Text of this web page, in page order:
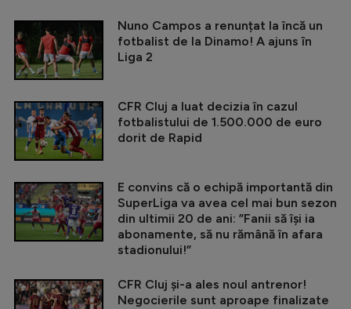
Nuno Campos a renunțat la încă un
fotbalist de la Dinamo! A ajuns în
Liga 2
CFR Cluj a luat decizia în cazul
fotbalistului de 1.500.000 de euro
dorit de Rapid
E convins că o echipă importantă din
SuperLiga va avea cel mai bun sezon
din ultimii 20 de ani: ”Fanii să își ia
abonamente, să nu rămână în afara
stadionului!”
CFR Cluj și-a ales noul antrenor!
Negocierile sunt aproape finalizate